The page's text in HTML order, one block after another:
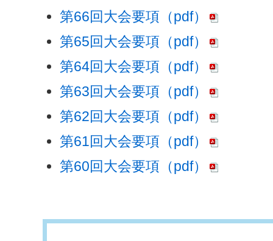
第66回大会要項（pdf）
第65回大会要項（pdf）
第64回大会要項（pdf）
第63回大会要項（pdf）
第62回大会要項（pdf）
第61回大会要項（pdf）
第60回大会要項（pdf）